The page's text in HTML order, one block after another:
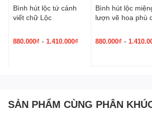
Bình hút lộc tứ cảnh
viết chữ Lộc
880.000₫ - 1.410.000₫
Bình hút lộc
lượn vẽ hoa phù
880.000₫ -
SẢN PHẨM CÙNG PHÂN